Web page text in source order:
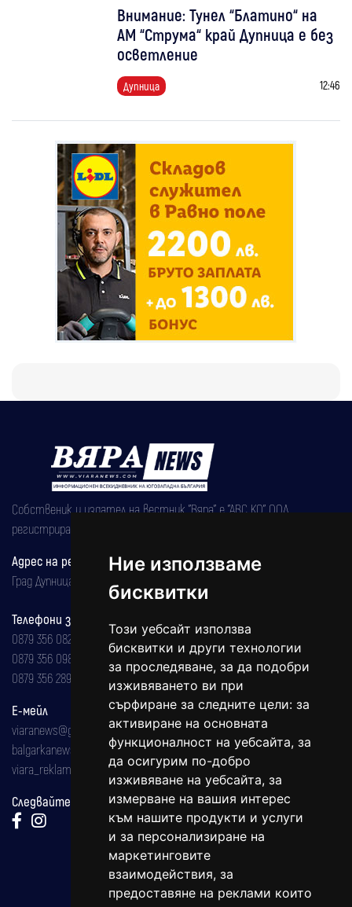
Ние използваме
бисквитки
Този уебсайт използва
бисквитки и други технологии
за проследяване, за да подобри
изживяването ви при
сърфиране за следните цели: за
активиране на основната
функционалност на уебсайта, за
да осигурим по-добро
изживяване на уебсайта, за
измерване на вашия интерес
към нашите продукти и услуги
и за персонализиране на
маркетинговите
взаимодействия, за
предоставяне на реклами които
Внимание: Тунел “Блатино“ на
АМ “Струма“ край Дупница е без
осветление
Дупница 12:46
Собственик и издател на вестник "Вяра" е "АВС КО" ООД,
регистрирана на 08.05.2002 година.
Адрес на редакцията
Град Дупница, ул.''Христо Ботев" 43
Телефони за реклама и абонаменти
0879 356 082
0879 356 098
0879 356 289
Е-мейл
viaranews@gmail.com
balgarkanews@gmail.com
viara_reklama@mail.bg
Следвайте ни: